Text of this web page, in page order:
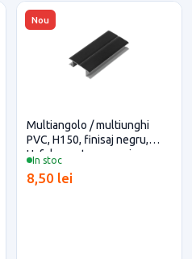
Nou
In stoc
Multiangolo / multiunghi
PVC, H150, finisaj negru,
Hafele pentru casa si
8,50 lei